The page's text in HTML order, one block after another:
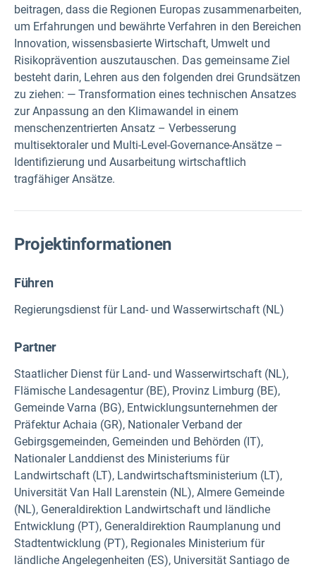
beitragen, dass die Regionen Europas zusammenarbeiten,
um Erfahrungen und bewährte Verfahren in den Bereichen
Innovation, wissensbasierte Wirtschaft, Umwelt und
Risikoprävention auszutauschen. Das gemeinsame Ziel
besteht darin, Lehren aus den folgenden drei Grundsätzen
zu ziehen: — Transformation eines technischen Ansatzes
zur Anpassung an den Klimawandel in einem
menschenzentrierten Ansatz – Verbesserung
multisektoraler und Multi-Level-Governance-Ansätze –
Identifizierung und Ausarbeitung wirtschaftlich
tragfähiger Ansätze.
Projektinformationen
Führen
Regierungsdienst für Land- und Wasserwirtschaft (NL)
Partner
Staatlicher Dienst für Land- und Wasserwirtschaft (NL),
Flämische Landesagentur (BE), Provinz Limburg (BE),
Gemeinde Varna (BG), Entwicklungsunternehmen der
Präfektur Achaia (GR), Nationaler Verband der
Gebirgsgemeinden, Gemeinden und Behörden (IT),
Nationaler Landdienst des Ministeriums für
Landwirtschaft (LT), Landwirtschaftsministerium (LT),
Universität Van Hall Larenstein (NL), Almere Gemeinde
(NL), Generaldirektion Landwirtschaft und ländliche
Entwicklung (PT), Generaldirektion Raumplanung und
Stadtentwicklung (PT), Regionales Ministerium für
ländliche Angelegenheiten (ES), Universität Santiago de